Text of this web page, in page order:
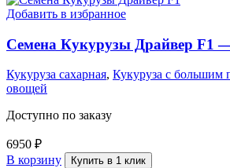
Добавить в избранное
Семена Кукурузы Драйвер F1
Кукуруза сахарная, Кукуруза с большим
овощей
Доступно по заказу
6950 ₽
В корзину
Купить в 1 клик